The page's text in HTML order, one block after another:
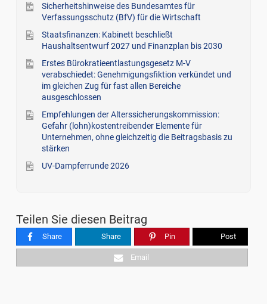
Sicherheitshinweise des Bundesamtes für
Verfassungsschutz (BfV) für die Wirtschaft
Staatsfinanzen: Kabinett beschließt
Haushaltsentwurf 2027 und Finanzplan bis 2030
Erstes Bürokratieentlastungsgesetz M-V
verabschiedet: Genehmigungsfiktion verkündet und
im gleichen Zug für fast allen Bereiche
ausgeschlossen
Empfehlungen der Alterssicherungskommission:
Gefahr (lohn)kostentreibender Elemente für
Unternehmen, ohne gleichzeitig die Beitragsbasis zu
stärken
UV-Dampferrunde 2026
Teilen Sie diesen Beitrag
Share Share Pin Post
Email